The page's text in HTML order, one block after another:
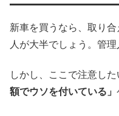
新車を買うなら、取り
人が大半でしょう。管理
しかし、ここで注意した
額でウソを付いている」